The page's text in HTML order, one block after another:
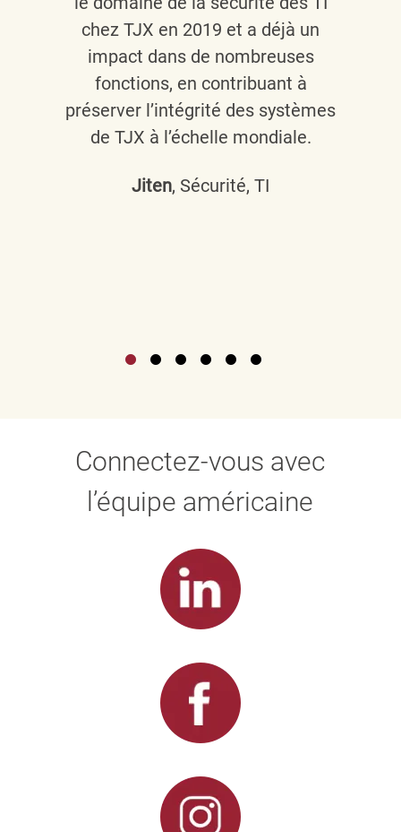
chez TJX en 2019 et a déjà un
impact dans de nombreuses
fonctions, en contribuant à
préserver l’intégrité des systèmes
de TJX à l’échelle mondiale.
Jiten, Sécurité, TI
Connectez-vous avec
l’équipe américaine